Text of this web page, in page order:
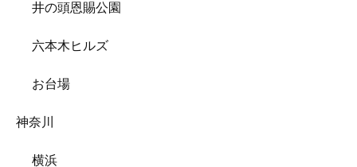
井の頭恩賜公園
六本木ヒルズ
お台場
神奈川
横浜